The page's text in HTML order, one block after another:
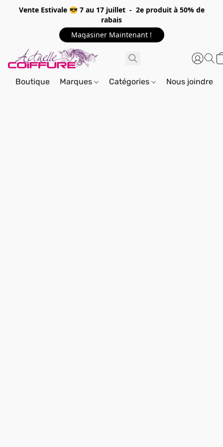
Vente Estivale 😎 7 au 17 juillet - 2e produit à 50% de
rabais
Magasiner Maintenant !
Boutique Marques Catégories Nous joindre